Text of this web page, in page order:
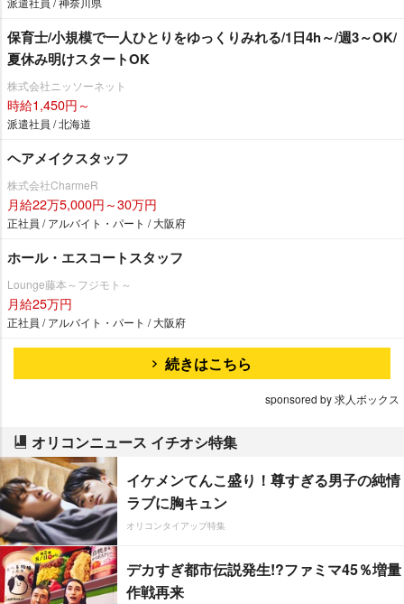
保育士/小規模で一人ひとりをゆっくりみれる/1日4h～/週3～OK/
夏休み明けスタートOK
株式会社ニッソーネット
時給1,450円～
派遣社員 / 北海道
ヘアメイクスタッフ
株式会社CharmeR
月給22万5,000円～30万円
正社員 / アルバイト・パート / 大阪府
ホール・エスコートスタッフ
Lounge藤本～フジモト～
月給25万円
正社員 / アルバイト・パート / 大阪府
続きはこちら
sponsored by 求人ボックス
オリコンニュース イチオシ特集
イケメンてんこ盛り！尊すぎる男子の純情
ラブに胸キュン
オリコンタイアップ特集
デカすぎ都市伝説発生!?ファミマ45％増量
作戦再来